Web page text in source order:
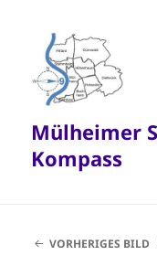
Mülheimer
Kompass
VORHERIGES BILD